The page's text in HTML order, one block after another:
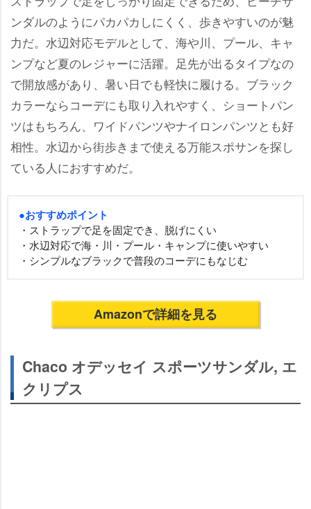
ンダルのようにパカパカしにくく、歩きやすいのが魅
力だ。水辺対応モデルとして、海や川、プール、キャ
ンプなど夏のレジャーに活躍。足先が出るタイプなの
で開放感があり、暑い日でも軽快に履ける。ブラック
カラーならコーデにも取り入れやすく、ショートパン
ツはもちろん、ワイドパンツやナイロンパンツとも好
相性。水辺から街歩きまで使える万能スポサンを探し
ている人におすすめだ。
●おすすめポイント
・ストラップで足を固定でき、脱げにくい
・水辺対応で海・川・プール・キャンプに使いやすい
・シンプルなブラックで普段のコーデにもなじむ
Amazonで詳細を見る
Chaco オデッセイ スポーツサンダル, エ
クリプス